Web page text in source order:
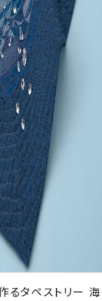
るタペストリー 海